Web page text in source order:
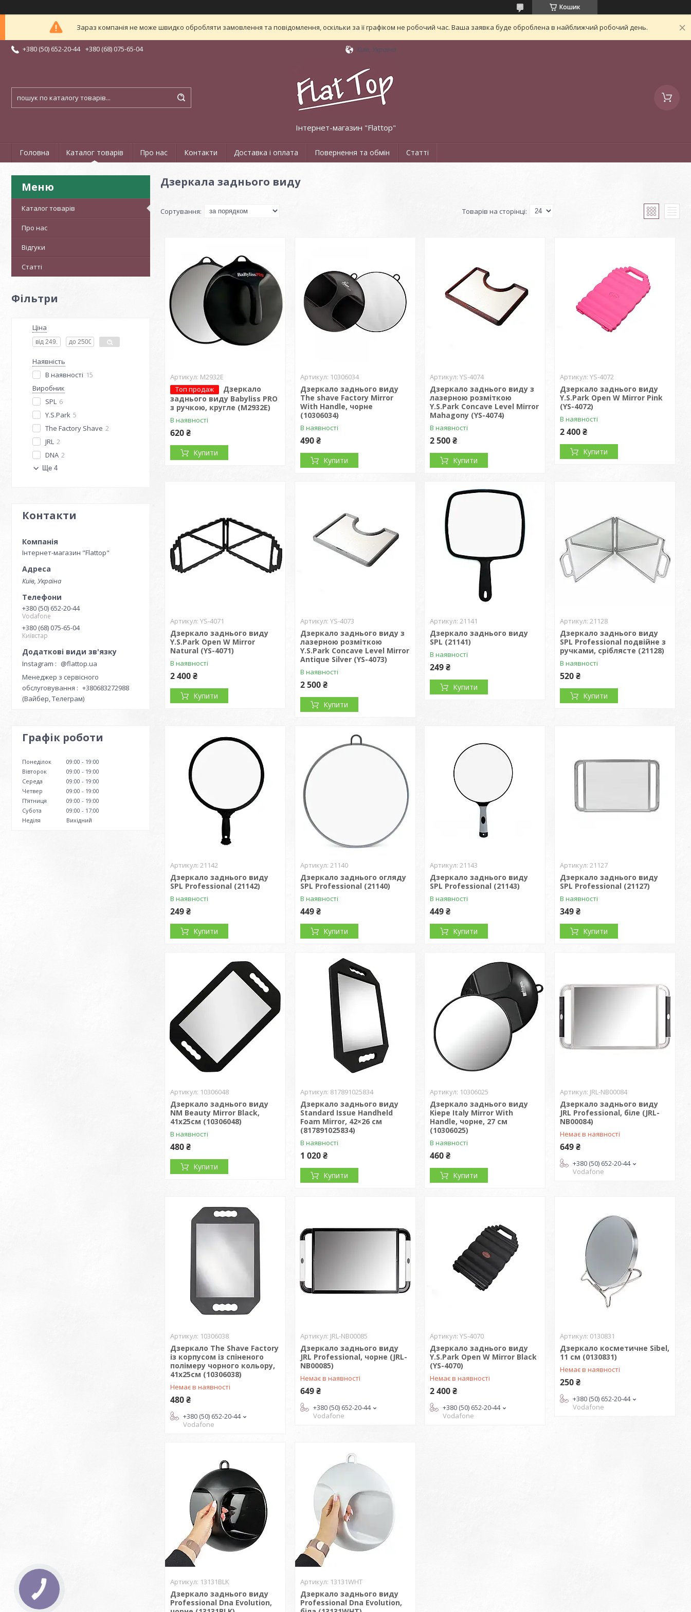
Кошик
Зараз компанія не може швидко обробляти замовлення та повідомлення, оскільки за її графіком не робочий час. Ваша заявка буде оброблена в найближчий робочий день.
+380 (50) 652-20-44 +380 (68) 075-65-04 Київ, Україна
Інтернет-магазин "Flattop"
Головна Каталог товарів Про нас Контакти Доставка і оплата Повернення та обмін Статті
Каталог товарів
Про нас
Відгуки
Статті
Фільтри
Ціна
Наявність
В наявності 15
Виробник
SPL 6
Y.S.Park 5
The Factory Shave 2
JRL 2
DNA 2
Ще 4
Контакти
Інтернет-магазин "Flattop"
Київ, Україна
+380 (50) 652-20-44
Vodafone
+380 (68) 075-65-04
Київстар
Instagram
@flattop.ua
Менеджер з сервісного
обслуговування
+380683272988
(Вайбер, Телеграм)
Графік роботи
Понеділок 09:00
19:00
Вівторок
09:00
19:00
Середа
09:00
19:00
Четвер
09:00
19:00
Пʼятниця
09:00
19:00
Субота
09:00
17:00
Неділя
Вихідний
Дзеркала заднього виду
M2932E
Топ продаж
Дзеркало
заднього виду Babyliss PRO
з ручкою, кругле (M2932E)
В наявності
620 ₴
Купити
10306034
Дзеркало заднього виду
The shave Factory Mirror
With Handle, чорне
(10306034)
В наявності
490 ₴
Купити
YS-4074
Дзеркало заднього виду з
лазерною розміткою
Y.S.Park Concave Level Mirror
Mahagony (YS-4074)
В наявності
2 500 ₴
Купити
YS-4072
Дзеркало заднього виду
Y.S.Park Open W Mirror Pink
(YS-4072)
В наявності
2 400 ₴
Купити
YS-4071
Дзеркало заднього виду
Y.S.Park Open W Mirror
Natural (YS-4071)
В наявності
2 400 ₴
Купити
YS-4073
Дзеркало заднього виду з
лазерною розміткою
Y.S.Park Concave Level Mirror
Antique Silver (YS-4073)
В наявності
2 500 ₴
Купити
21141
Дзеркало заднього виду
SPL (21141)
В наявності
249 ₴
Купити
21128
Дзеркало заднього виду
SPL Professional подвійне з
ручками, сріблясте (21128)
В наявності
520 ₴
Купити
21142
Дзеркало заднього виду
SPL Professional (21142)
В наявності
249 ₴
Купити
21140
Дзеркало заднього огляду
SPL Professional (21140)
В наявності
449 ₴
Купити
21143
Дзеркало заднього виду
SPL Professional (21143)
В наявності
449 ₴
Купити
21127
Дзеркало заднього виду
SPL Professional (21127)
В наявності
349 ₴
Купити
10306048
Дзеркало заднього виду
NM Beauty Mirror Black,
41х25см (10306048)
В наявності
480 ₴
Купити
817891025834
Дзеркало заднього виду
Standard Issue Handheld
Foam Mirror, 42×26 см
(817891025834)
В наявності
1 020 ₴
Купити
10306025
Дзеркало заднього виду
Kiepe Italy Mirror With
Handle, чорне, 27 см
(10306025)
В наявності
460 ₴
Купити
JRL-NB00084
Дзеркало заднього виду
JRL Professional, біле (JRL-
NB00084)
Немає в наявності
649 ₴
+380 (50) 652-20-44
Vodafone
10306038
Дзеркало The Shave Factory
із корпусом із спіненого
полімеру чорного кольору,
41х25см (10306038)
Немає в наявності
480 ₴
+380 (50) 652-20-44
Vodafone
JRL-NB00085
Дзеркало заднього виду
JRL Professional, чорне (JRL-
NB00085)
Немає в наявності
649 ₴
+380 (50) 652-20-44
Vodafone
YS-4070
Дзеркало заднього виду
Y.S.Park Open W Mirror Black
(YS-4070)
Немає в наявності
2 400 ₴
+380 (50) 652-20-44
Vodafone
0130831
Дзеркало косметичне Sibel,
11 см (0130831)
Немає в наявності
250 ₴
+380 (50) 652-20-44
Vodafone
13131BLK
Дзеркало заднього виду
Professional Dna Evolution,
13131WHT
Дзеркало заднього виду
Professional Dna Evolution,